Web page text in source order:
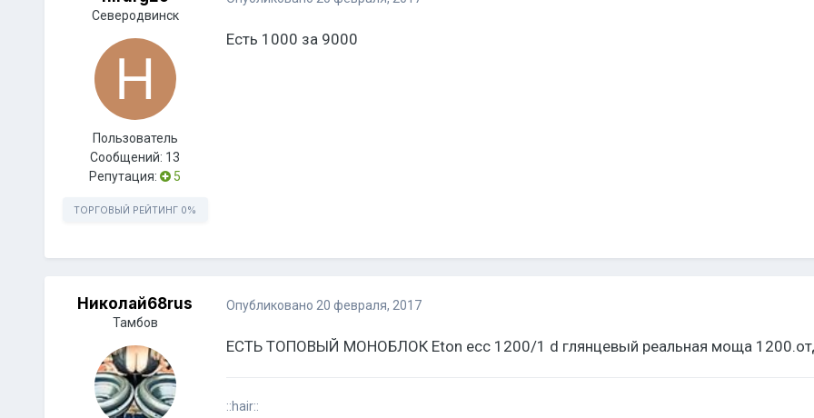
Северодвинск
Пользователь
Сообщений: 13
Репутация:
5
ТОРГОВЫЙ РЕЙТИНГ 0%
Есть 1000 за 9000
Николай68rus
Тамбов
Опубликовано 20 февраля, 2017
ЕСТЬ ТОПОВЫЙ МОНОБЛОК Eton ecc 1200/1 d глянцевый реальная моща
::hair::